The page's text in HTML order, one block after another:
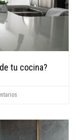
tu cocina?